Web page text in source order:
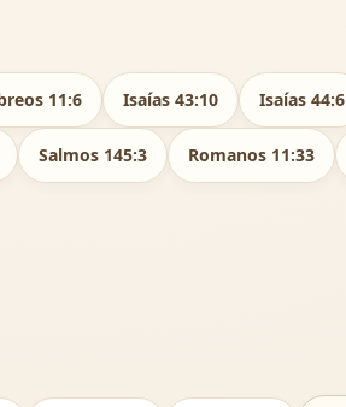
11:6 Isaías 43:10 Isaías 44:6
Salmos 145:3 Romanos 11:33